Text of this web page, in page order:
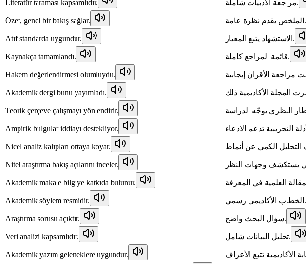
Literatür taraması kapsamlıdır. مراجعة الأدبيات شاملة.
Özet, genel bir bakış sağlar. الملخص يقدم نظرة عامة.
Atıf standarda uygundur. الاستشهاد يتبع المعيار.
Kaynakça tamamlandı. قائمة المراجع كاملة.
Hakem değerlendirmesi olumluydu.
Akademik dergi bunu yayımladı.
Teorik çerçeve çalışmayı yönlendirir.
Ampirik bulgular iddiayı destekliyor.
Nicel analiz kalıpları ortaya koyar.
Nitel araştırma bakış açılarını inceler.
Akademik makale bilgiye katkıda bulunur.
Akademik söylem resmidir. الخطاب الأكاديمي رسمي.
Araştırma sorusu açıktır. سؤال البحث واضح.
Veri analizi kapsamlıdır. تحليل البيانات شامل.
Akademik yazım geleneklere uygundur.